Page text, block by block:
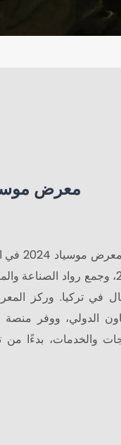
معرض موسياد
2024، وجمع رواد الصناعة
في تركيا. وركز
الدولي، ووفر
والخدمات، بدءًا من